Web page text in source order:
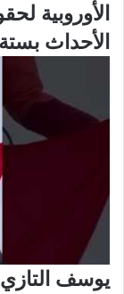
الأوروبية
الأحداث
يوسف التازي